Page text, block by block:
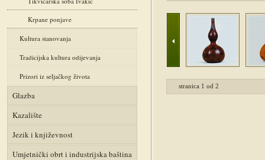
Krpane ponjave
Kultura stanovanja
Tradicijska kultura odijevanja
Prizori iz seljačkog života
Glazba
Kazalište
Jezik i književnost
Umjetnički obrt i industrijska baština
stranica 1 od 2